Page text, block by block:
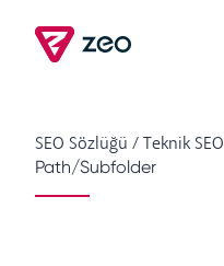
SEO Sözlüğü /Teknik SEO
Path/Subfolder